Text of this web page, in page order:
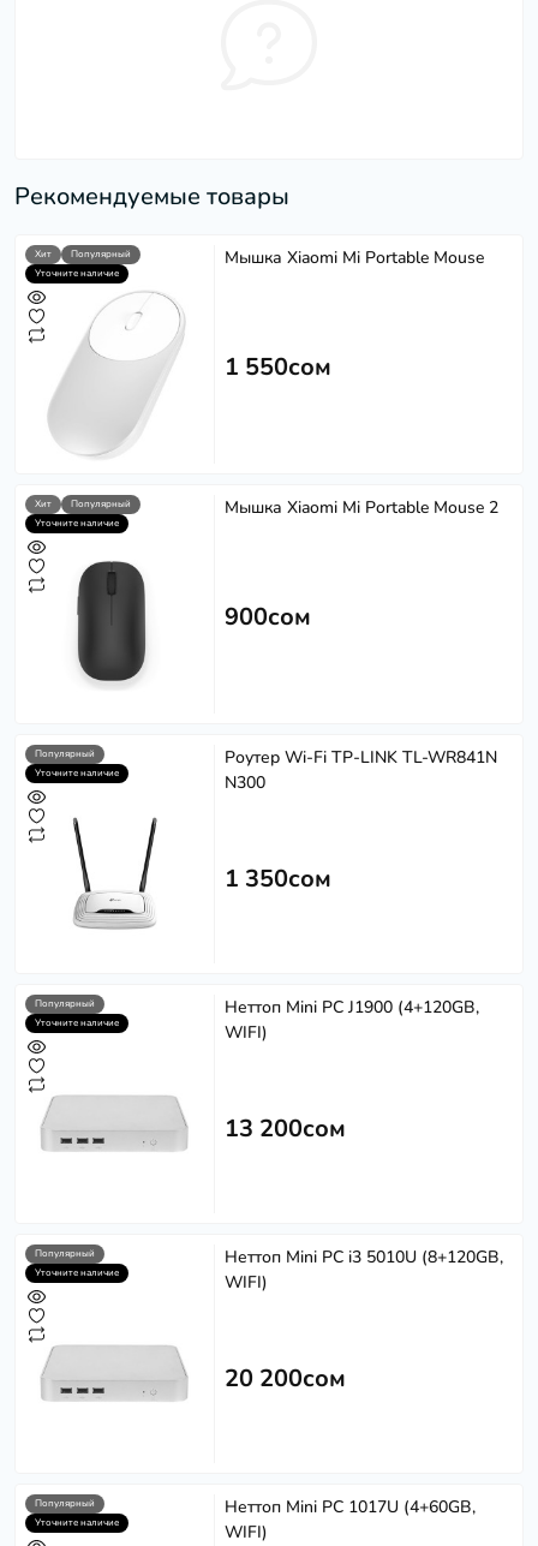
Рекомендуемые товары
Хит
Популярный
Уточните наличие
Мышка Xiaomi Mi Portable Mouse
1 550сом
Хит
Популярный
Уточните наличие
Мышка Xiaomi Mi Portable Mouse 2
900сом
Популярный
Уточните наличие
Роутер Wi-Fi TP-LINK TL-WR841N
N300
1 350сом
Популярный
Уточните наличие
Неттоп Mini PC J1900 (4+120GB,
WIFI)
13 200сом
Популярный
Уточните наличие
Неттоп Mini PC i3 5010U (8+120GB,
WIFI)
20 200сом
Популярный
Уточните наличие
Неттоп Mini PC 1017U (4+60GB,
WIFI)